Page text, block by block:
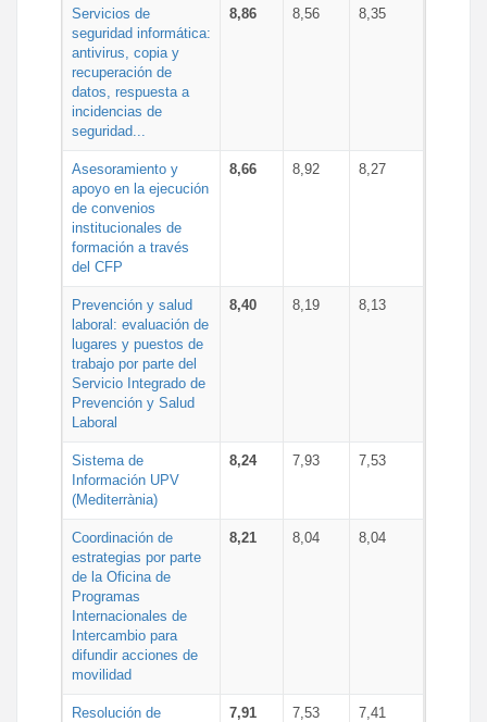
Servicios de
seguridad informática:
antivirus, copia y
recuperación de
datos, respuesta a
incidencias de
seguridad...
8,86 8,56 8,35
Asesoramiento y
apoyo en la ejecución
de convenios
institucionales de
formación a través
del CFP
8,66 8,92 8,27
Prevención y salud
laboral: evaluación de
lugares y puestos de
trabajo por parte del
Servicio Integrado de
Prevención y Salud
Laboral
8,40 8,19 8,13
Sistema de
Información UPV
(Mediterrània)
8,24 7,93 7,53
Coordinación de
estrategias por parte
de la Oficina de
Programas
Internacionales de
Intercambio para
difundir acciones de
movilidad
8,21 8,04 8,04
Resolución de
7,91 7,53 7,41